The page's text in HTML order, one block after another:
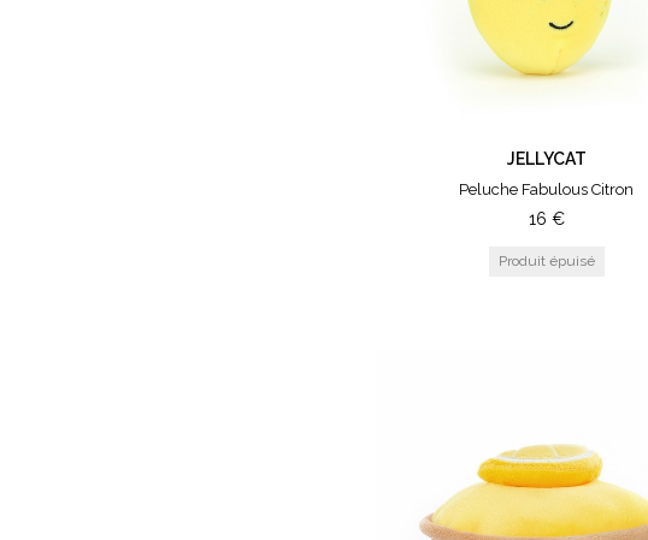
JELLYCAT
Peluche Fabulous Citron
16 €